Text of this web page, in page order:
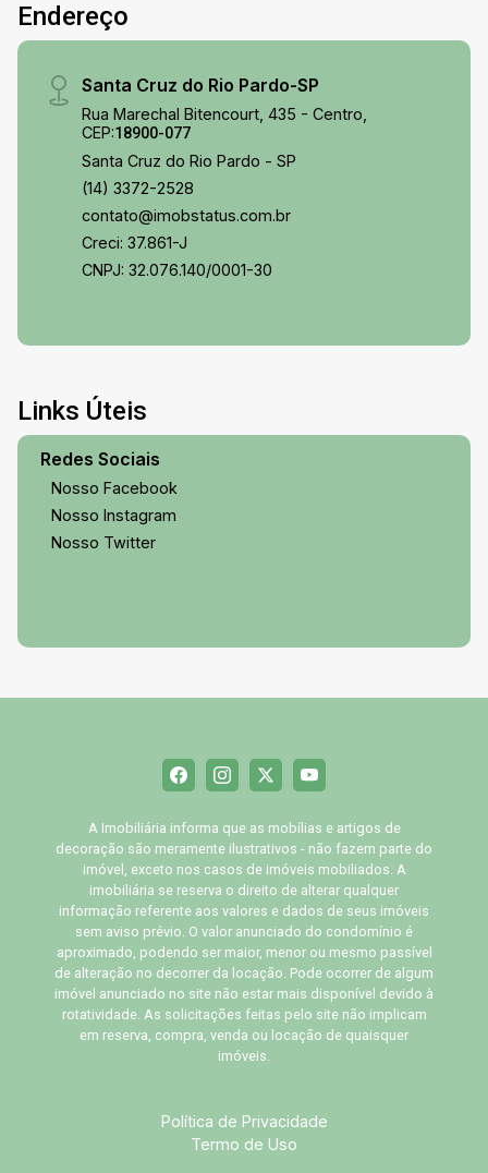
Endereço
Santa Cruz do Rio Pardo-SP
Rua Marechal Bitencourt, 435 - Centro,
CEP:18900-077
Santa Cruz do Rio Pardo - SP
(14) 3372-2528
contato@imobstatus.com.br
Creci: 37.861-J
CNPJ: 32.076.140/0001-30
Links Úteis
Redes Sociais
Nosso Facebook
Nosso Instagram
Nosso Twitter
A Imobiliária informa que as mobílias e artigos de
decoração são meramente ilustrativos - não fazem parte do
imóvel, exceto nos casos de imóveis mobiliados. A
imobiliária se reserva o direito de alterar qualquer
informação referente aos valores e dados de seus imóveis
sem aviso prévio. O valor anunciado do condomínio é
aproximado, podendo ser maior, menor ou mesmo passível
de alteração no decorrer da locação. Pode ocorrer de algum
imóvel anunciado no site não estar mais disponível devido à
rotatividade. As solicitações feitas pelo site não implicam
em reserva, compra, venda ou locação de quaisquer
imóveis.
Política de Privacidade
Termo de Uso